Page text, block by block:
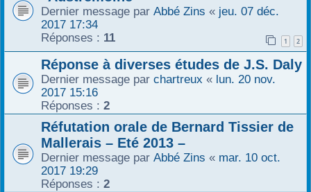
Dernier message par Abbé Zins « jeu. 07 déc.
2017 17:34
Réponses : 11 1 2
Réponse à diverses études de J.S. Daly
Dernier message par chartreux « lun. 20 nov.
2017 15:16
Réponses : 2
Réfutation orale de Bernard Tissier de
Mallerais – Eté 2013 –
Dernier message par Abbé Zins « mar. 10 oct.
2017 19:29
Réponses : 2